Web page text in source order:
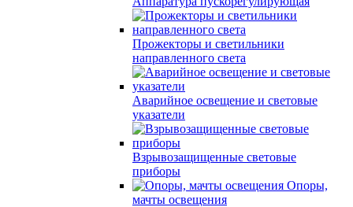
Прожекторы и светильники
направленного света
Аварийное освещение и световые
указатели
Взрывозащищенные световые
приборы
Опоры,
мачты освещения